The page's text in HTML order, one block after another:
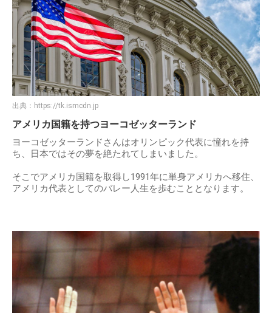
出典： https://tk.ismcdn.jp
アメリカ国籍を持つヨーコゼッターランド
ヨーコゼッターランドさんはオリンピック代表に憧れを持
ち、日本ではその夢を絶たれてしまいました。
そこでアメリカ国籍を取得し1991年に単身アメリカへ移住、
アメリカ代表としてのバレー人生を歩むこととなります。